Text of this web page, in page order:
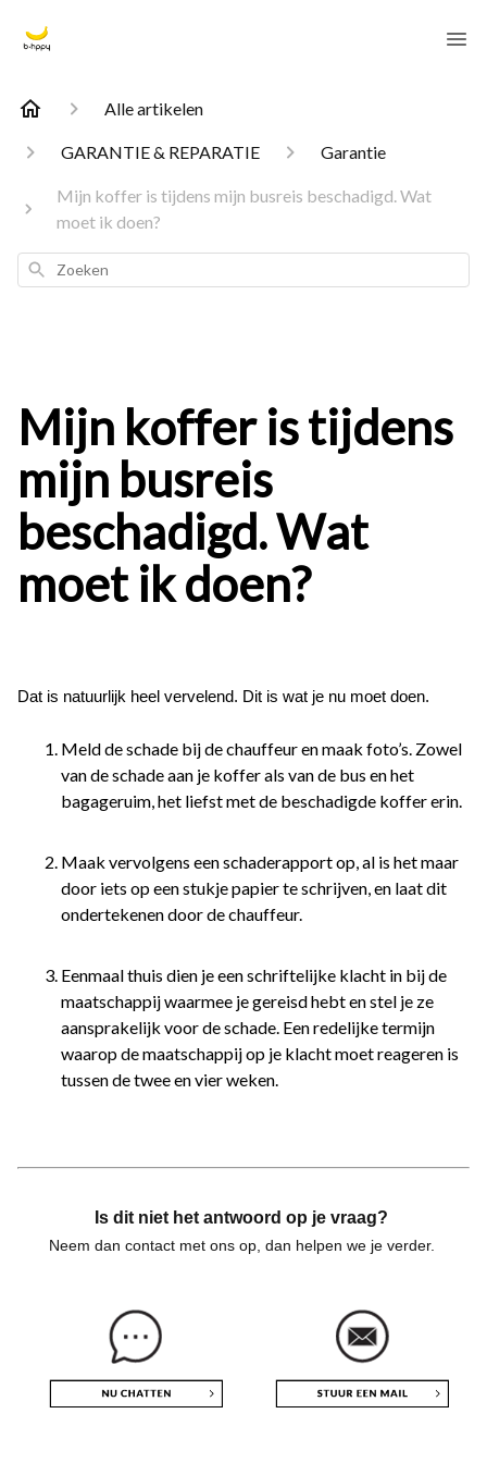
Alle artikelen
GARANTIE & REPARATIE Garantie
Mijn koffer is tijdens mijn busreis beschadigd. Wat
moet ik doen?
Zoeken
Mijn koffer is tijdens
mijn busreis
beschadigd. Wat
moet ik doen?
Dat is natuurlijk heel vervelend. Dit is wat je nu moet doen.
Meld de schade bij de chauffeur en maak foto’s. Zowel
van de schade aan je koffer als van de bus en het
bagageruim, het liefst met de beschadigde koffer erin.
Maak vervolgens een schaderapport op, al is het maar
door iets op een stukje papier te schrijven, en laat dit
ondertekenen door de chauffeur.
Eenmaal thuis dien je een schriftelijke klacht in bij de
maatschappij waarmee je gereisd hebt en stel je ze
aansprakelijk voor de schade. Een redelijke termijn
waarop de maatschappij op je klacht moet reageren is
tussen de twee en vier weken.
Is dit niet het antwoord op je vraag?
Neem dan contact met ons op, dan helpen we je verder.